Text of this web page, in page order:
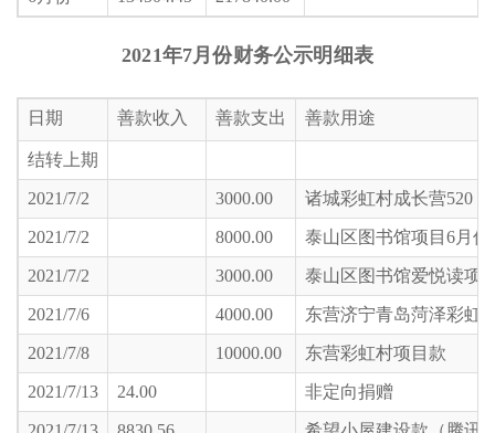
2021年7月份财务公示明细表
日期 善款收入 善款支出 善款用途
结转上期
2021/7/2 3000.00 诸城彩虹村成长营520
2021/7/2 8000.00 泰山区图书馆项目6月
2021/7/2 3000.00 泰山区图书馆爱悦读项
2021/7/6 4000.00 东营济宁青岛菏泽彩虹
2021/7/8 10000.00 东营彩虹村项目款
2021/7/13 24.00 非定向捐赠